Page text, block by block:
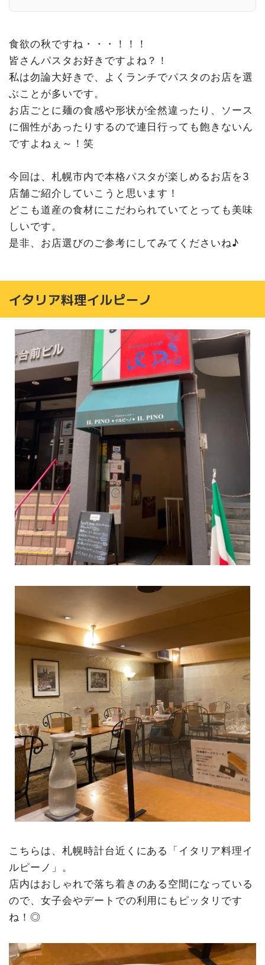
食欲の秋ですね・・・！！！
皆さんパスタお好きですよね？！
私は勿論大好きで、よくランチでパスタのお店を選
ぶことが多いです。
お店ごとに麺の食感や形状が全然違ったり、ソース
に個性があったりするので連日行っても飽きないん
ですよねぇ～！笑
今回は、札幌市内で本格パスタが楽しめるお店を3
店舗ご紹介していこうと思います！
どこも道産の食材にこだわられていてとっても美味
しいです。
是非、お店選びのご参考にしてみてくださいね♪
イタリア料理イルピーノ
こちらは、札幌時計台近くにある「イタリア料理イ
ルピーノ」。
店内はおしゃれで落ち着きのある空間になっている
ので、女子会やデートでの利用にもピッタリです
ね！◎